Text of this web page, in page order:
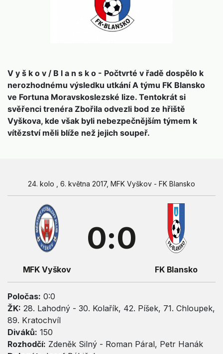
V y š k o v / B l a n s k o - Počtvrté v řadě dospělo k
nerozhodnému výsledku utkání A týmu FK Blansko
ve Fortuna Moravskoslezské lize. Tentokrát si
svěřenci trenéra Zbořila odvezli bod ze hřiště
Vyškova, kde však byli nebezpečnějším týmem k
vítězství měli blíže než jejich soupeř.
24. kolo , 6. května 2017, MFK Vyškov - FK Blansko
MFK Vyškov
0:0
FK Blansko
Poločas: 0:0
ŽK: 28. Lahodný - 30. Kolařík, 42. Píšek, 71. Chloupek,
89. Kratochvíl
Diváků: 150
Rozhodčí: Zdeněk Silný - Roman Páral, Petr Hanák